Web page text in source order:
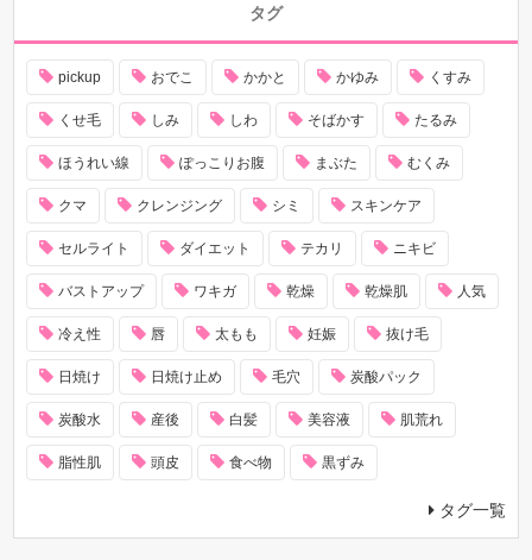
タグ
pickup おでこ かかと かゆみ くすみ
くせ毛 しみ しわ そばかす たるみ
ほうれい線 ぽっこりお腹 まぶた むくみ
クマ クレンジング シミ スキンケア
セルライト ダイエット テカリ ニキビ
バストアップ ワキガ 乾燥 乾燥肌 人気
冷え性 唇 太もも 妊娠 抜け毛
日焼け 日焼け止め 毛穴 炭酸パック
炭酸水 産後 白髪 美容液 肌荒れ
脂性肌 頭皮 食べ物 黒ずみ
タグ一覧